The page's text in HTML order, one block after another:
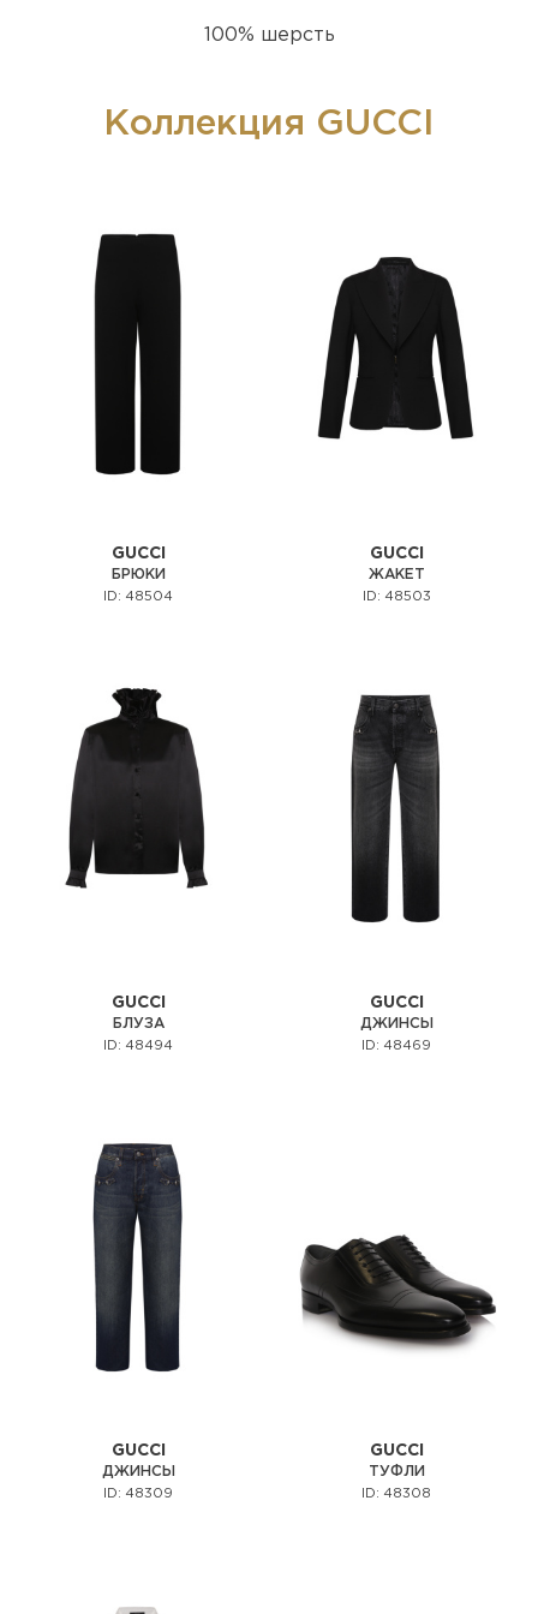
100% шерсть
Коллекция GUCCI
GUCCI
БРЮКИ
ID: 48504
GUCCI
ЖАКЕТ
ID: 48503
GUCCI
БЛУЗА
ID: 48494
GUCCI
ДЖИНСЫ
ID: 48469
GUCCI
ДЖИНСЫ
ID: 48309
GUCCI
ТУФЛИ
ID: 48308